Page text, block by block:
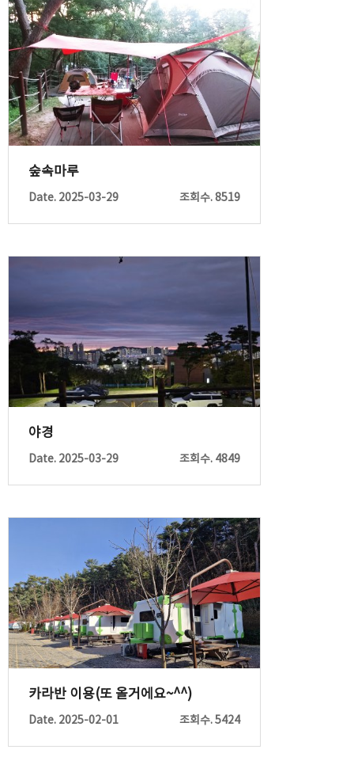
숲속마루
Date. 2025-03-29 조회수. 8519
야경
Date. 2025-03-29 조회수. 4849
카라반 이용(또 올거에요~^^)
Date. 2025-02-01 조회수. 5424